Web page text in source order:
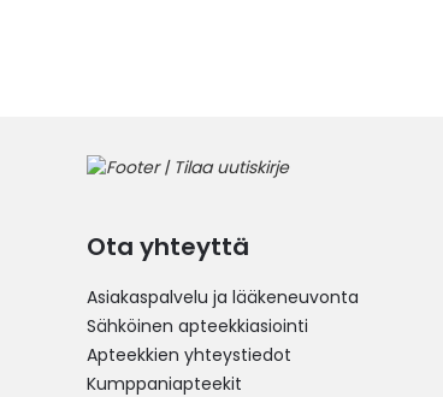
Ota yhteyttä
Asiakaspalvelu ja lääkeneuvonta
Sähköinen apteekkiasiointi
Apteekkien yhteystiedot
Kumppaniapteekit